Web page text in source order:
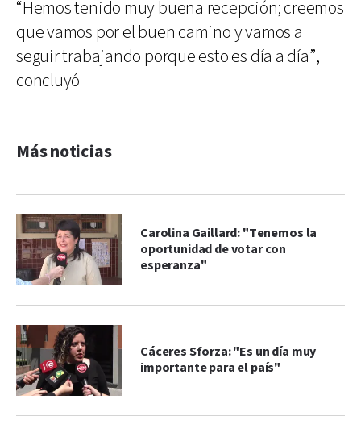
“Hemos tenido muy buena recepción; creemos
que vamos por el buen camino y vamos a
seguir trabajando porque esto es día a día”,
concluyó
Más noticias
Carolina Gaillard: "Tenemos la
oportunidad de votar con
esperanza"
Cáceres Sforza: "Es un día muy
importante para el país"